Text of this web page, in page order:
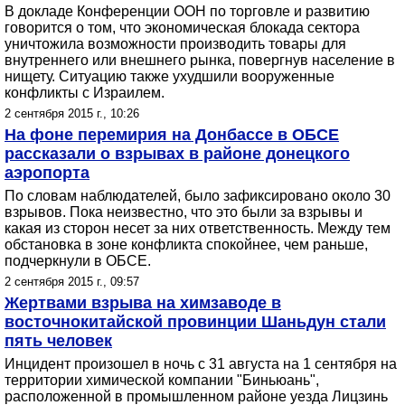
В докладе Конференции ООН по торговле и развитию
говорится о том, что экономическая блокада сектора
уничтожила возможности производить товары для
внутреннего или внешнего рынка, повергнув население в
нищету. Ситуацию также ухудшили вооруженные
конфликты с Израилем.
2 сентября 2015 г., 10:26
На фоне перемирия на Донбассе в ОБСЕ
рассказали о взрывах в районе донецкого
аэропорта
По словам наблюдателей, было зафиксировано около 30
взрывов. Пока неизвестно, что это были за взрывы и
какая из сторон несет за них ответственность. Между тем
обстановка в зоне конфликта спокойнее, чем раньше,
подчеркнули в ОБСЕ.
2 сентября 2015 г., 09:57
Жертвами взрыва на химзаводе в
восточнокитайской провинции Шаньдун стали
пять человек
Инцидент произошел в ночь с 31 августа на 1 сентября на
территории химической компании "Биньюань",
расположенной в промышленном районе уезда Лицзинь